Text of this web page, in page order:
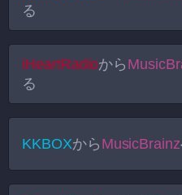
る
iHeartRadioから
る
KKBOXから MusicBrainz